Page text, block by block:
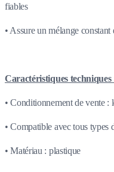
fiables
• Assure un mélange
Caractéristiques techniques
• Conditionnement de vente :
• Compatible avec tous types
• Matériau : plastique